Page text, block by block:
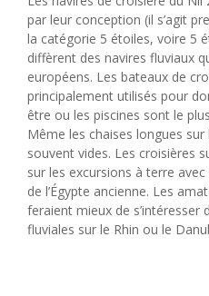
par leur conception (il s’agit
la catégorie 5 étoiles, voire 5
diffèrent des navires fluviaux
européens. Les bateaux de
principalement utilisés pour
être ou les piscines sont le
Même les chaises longues
souvent vides. Les croisières
sur les excursions à terre
de l’Égypte ancienne. Les
feraient mieux de s’intéresser
fluviales sur le Rhin ou le